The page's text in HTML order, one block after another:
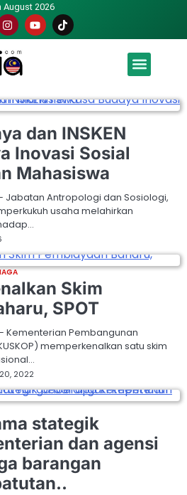
August 2026
dan INSKEN
Inovasi Sosial
Mahasiswa
Jabatan Antropologi dan Sosiologi,
usaha melahirkan
Skim
SPOT
Kementerian Pembangunan
memperkenalkan satu skim
2022
stategik
dan agensi
barangan